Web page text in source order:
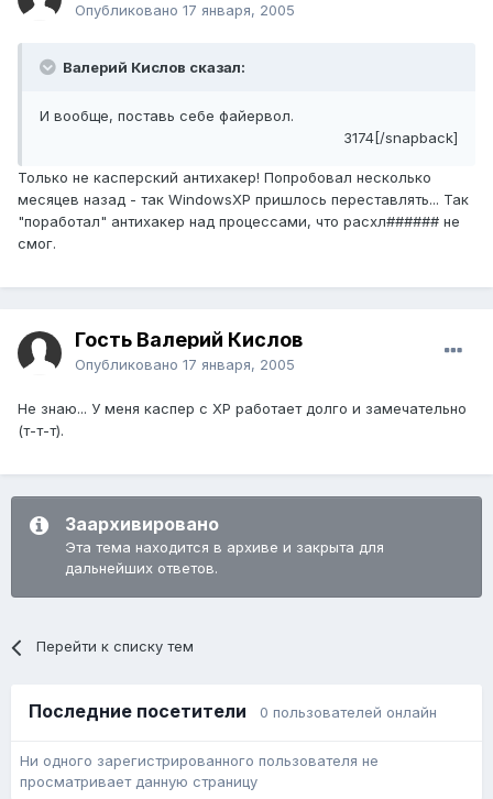
Опубликовано 17 января, 2005
Валерий Кислов сказал:
И вообще, поставь себе файервол.
3174[/snapback]
Только не касперский антихакер! Попробовал несколько
месяцев назад - так WindowsXP пришлось переставлять... Так
"поработал" антихакер над процессами, что расхл###### не
смог.
Гость Валерий Кислов
Опубликовано 17 января, 2005
Не знаю... У меня каспер с ХР работает долго и замечательно
(т-т-т).
Заархивировано
Эта тема находится в архиве и закрыта для
дальнейших ответов.
Перейти к списку тем
Последние посетители 0 пользователей онлайн
Ни одного зарегистрированного пользователя не
просматривает данную страницу